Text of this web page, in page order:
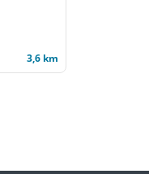
3,6 km